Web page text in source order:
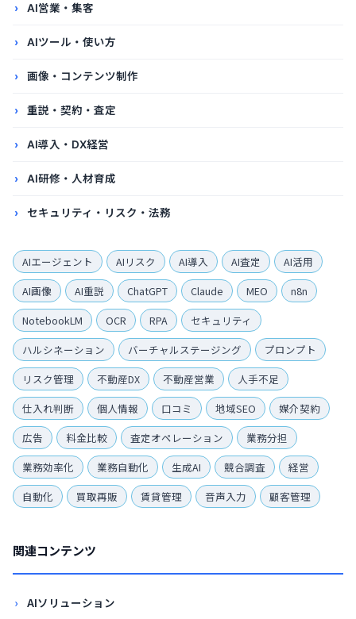
AI営業・集客
AIツール・使い方
画像・コンテンツ制作
重説・契約・査定
AI導入・DX経営
AI研修・人材育成
セキュリティ・リスク・法務
AIエージェント AIリスク AI導入 AI査定
AI活用
AI画像
AI重説 ChatGPT Claude MEO
n8n
NotebookLM
OCR RPA
セキュリティ
ハルシネーション
バーチャルステージング
プロンプト
リスク管理
不動産DX 不動産営業
人手不足
仕入れ判断
個人情報 口コミ 地域SEO
媒介契約
広告
料金比較 査定オペレーション
業務分担
業務効率化
業務自動化 生成AI 競合調査
経営
自動化
買取再販 賃貸管理 音声入力 顧客管理
関連コンテンツ
AIソリューション